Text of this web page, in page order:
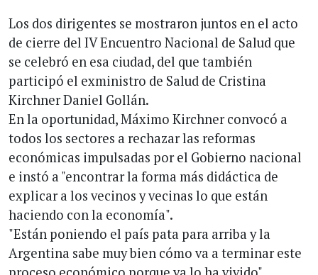
Los dos dirigentes se mostraron juntos en el acto
de cierre del IV Encuentro Nacional de Salud que
se celebró en esa ciudad, del que también
participó el exministro de Salud de Cristina
Kirchner Daniel Gollán.
En la oportunidad, Máximo Kirchner convocó a
todos los sectores a rechazar las reformas
económicas impulsadas por el Gobierno nacional
e instó a "encontrar la forma más didáctica de
explicar a los vecinos y vecinas lo que están
haciendo con la economía".
"Están poniendo el país pata para arriba y la
Argentina sabe muy bien cómo va a terminar este